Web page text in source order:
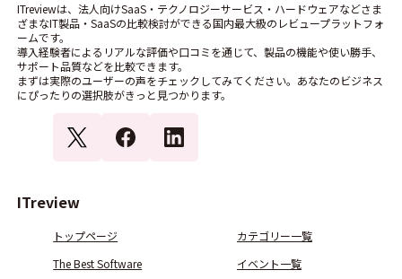
ITreviewは、法人向けSaaS・テクノロジーサービス・ハードウェアなどさま
ざまなIT製品・SaaSの比較検討ができる国内最大級のレビュープラットフォ
ームです。
導入経験者によるリアルな評価や口コミを通じて、製品の機能や使い勝手、
サポート品質などを比較できます。
まずは実際のユーザーの声をチェックしてみてください。あなたのビジネス
にぴったりの選択肢がきっと見つかります。
ITreview
トップページ
カテゴリー一覧
The Best Software
イベント一覧